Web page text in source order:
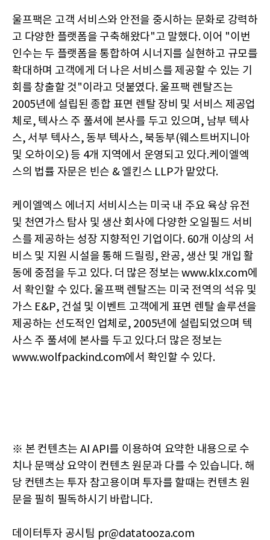
울프팩은 고객 서비스와 안전을 중시하는 문화로 강력하
고 다양한 플랫폼을 구축해왔다"고 말했다. 이어 "이번
인수는 두 플랫폼을 통합하여 시너지를 실현하고 규모를
확대하며 고객에게 더 나은 서비스를 제공할 수 있는 기
회를 창출할 것"이라고 덧붙였다. 울프팩 렌탈즈는
2005년에 설립된 종합 표면 렌탈 장비 및 서비스 제공업
체로, 텍사스 주 풀셔에 본사를 두고 있으며, 남부 텍사
스, 서부 텍사스, 동부 텍사스, 북동부(웨스트버지니아
및 오하이오) 등 4개 지역에서 운영되고 있다.케이엘엑
스의 법률 자문은 빈슨 & 엘킨스 LLP가 맡았다.
케이엘엑스 에너지 서비시스는 미국 내 주요 육상 유전
및 천연가스 탐사 및 생산 회사에 다양한 오일필드 서비
스를 제공하는 성장 지향적인 기업이다. 60개 이상의 서
비스 및 지원 시설을 통해 드릴링, 완공, 생산 및 개입 활
동에 중점을 두고 있다. 더 많은 정보는 www.klx.com에
서 확인할 수 있다. 울프팩 렌탈즈는 미국 전역의 석유 및
가스 E&P, 건설 및 이벤트 고객에게 표면 렌탈 솔루션을
제공하는 선도적인 업체로, 2005년에 설립되었으며 텍
사스 주 풀셔에 본사를 두고 있다.더 많은 정보는
www.wolfpackind.com에서 확인할 수 있다.
※ 본 컨텐츠는 AI API를 이용하여 요약한 내용으로 수
치나 문맥상 요약이 컨텐츠 원문과 다를 수 있습니다. 해
당 컨텐츠는 투자 참고용이며 투자를 할때는 컨텐츠 원
문을 필히 필독하시기 바랍니다.
데이터투자 공시팀 pr@datatooza.com